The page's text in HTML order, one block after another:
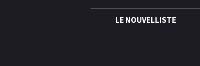
LE NOUVELLISTE